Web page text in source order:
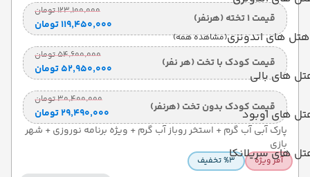
هتل های اندونزی(مشاهده همه)
های بالی
های اوبود
های سریلانکا
قیمت 1 تخته (هرنفر)
۱۲۳٬۱۰۰٬۰۰۰ تومان
۱۱۹٬۴۵۰٬۰۰۰ تومان
قیمت کودک با تخت (هر نفر)
۵۴٬۶۰۰٬۰۰۰ تومان
۵۲٬۹۵۰٬۰۰۰ تومان
قیمت کودک بدون تخت (هرنفر)
۳۰٬۴۰۰٬۰۰۰ تومان
۲۹٬۴۹۰٬۰۰۰ تومان
پارک آبی آب گرم + استخر روباز آب گرم + ویژه برنامه نوروزی + شهر
بازی
آفر ویژه
%3 تخفیف